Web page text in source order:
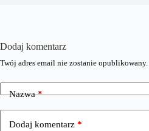
Dodaj komentarz
Twój adres email nie zostanie opublikowany.
Nazwa*
Dodaj komentarz *